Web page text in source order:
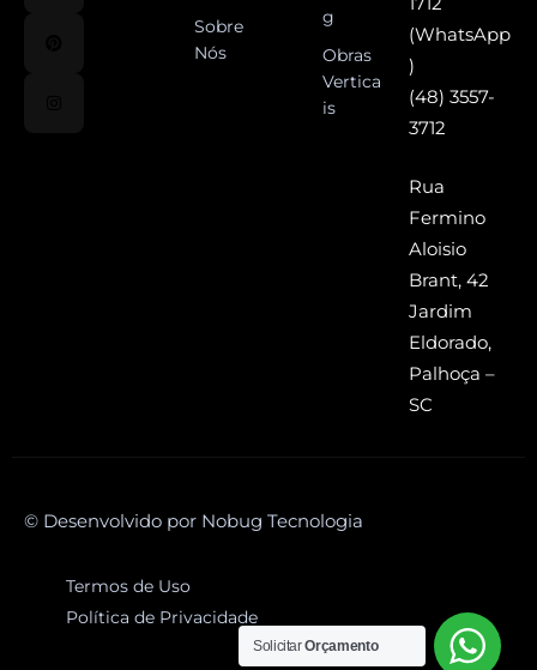
Sobre
Nós
g
Obras
Vertica
is
(WhatsApp
)
(48) 3557-
3712
Rua
Fermino
Aloisio
Brant, 42
Jardim
Eldorado,
Palhoça –
SC
© Desenvolvido por Nobug Tecnologia
Termos de Uso
Política de Privacidade
SolicitarOrçamento